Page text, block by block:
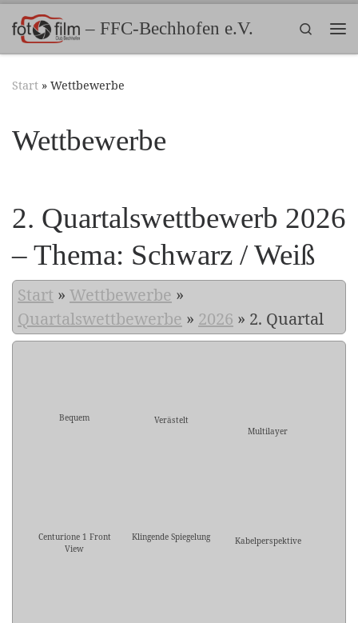
Zum Inhalt springen– FFC-Bechhofen e.V.
Search
Start » Wettbewerbe
Wettbewerbe
2. Quartalswettbewerb 2026
– Thema: Schwarz / Weiß
Start » Wettbewerbe »
Quartalswettbewerbe » 2026 » 2. Quartal
Bequem
Verästelt
Multilayer
Centurione 1 Front
View
Klingende Spiegelung Kabelperspektive